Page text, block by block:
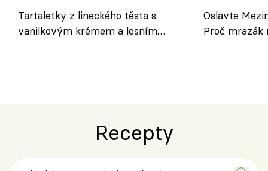
Tartaletky z lineckého těsta s
vanilkovým krémem a lesním
Oslavte
Proč
Recepty